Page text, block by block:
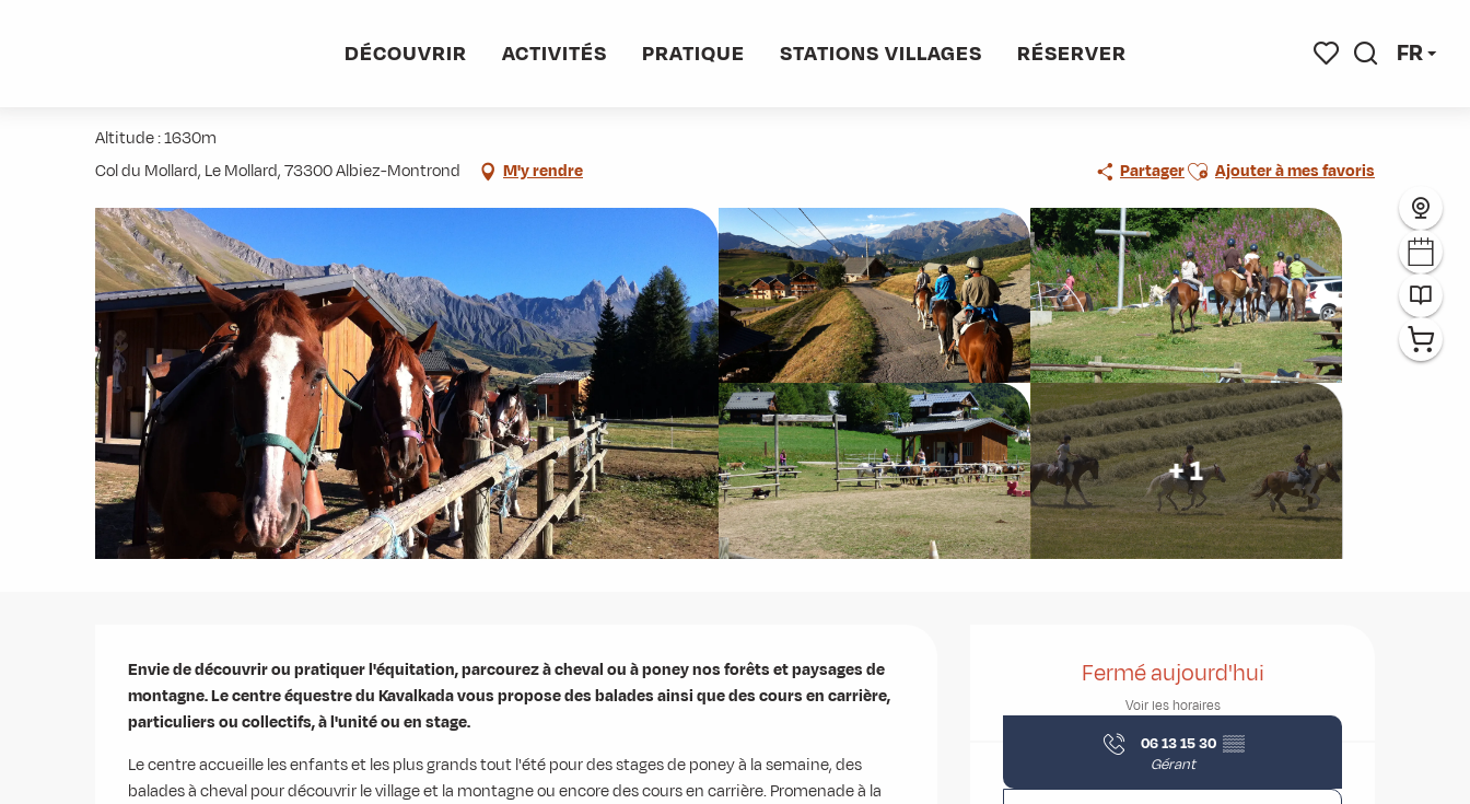
FR
DÉCOUVRIR ACTIVITÉS PRATIQUE STATIONS VILLAGES RÉSERVER
Altitude : 1630m
Col du Mollard, Le Mollard, 73300 Albiez-Montrond
M'y rendre PartagerAjouter aux favoris
Ajouter à mes favoris
+ 1
Ouverture et coordonnées
Fermé aujourd'hui
Voir les horaires
06 13 15 30 ▒▒
Gérant
Description
Envie de découvrir ou pratiquer l'équitation, parcourez à cheval ou à poney nos forêts et paysages de
montagne. Le centre équestre du Kavalkada vous propose des balades ainsi que des cours en carrière,
particuliers ou collectifs, à l'unité ou en stage.
Le centre accueille les enfants et les plus grands tout l'été pour des stages de poney à la semaine, des
balades à cheval pour découvrir le village et la montagne ou encore des cours en carrière. Promenade à la